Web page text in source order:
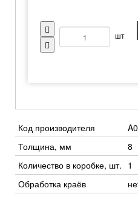
шт
Код производителя
Толщина, мм
8
Количество в коробке, шт. 1
Обработка краёв